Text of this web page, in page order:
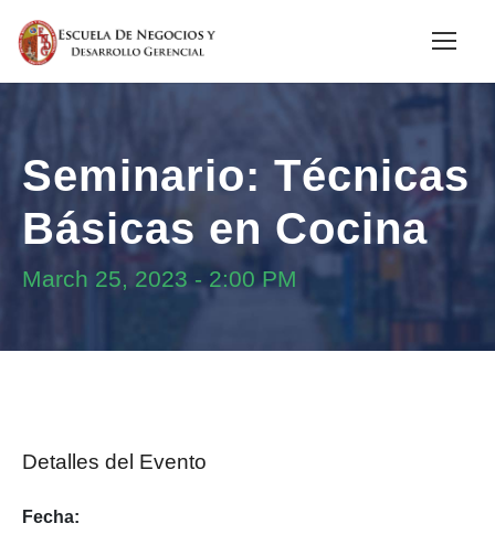
Seminario: Técnicas
Básicas en Cocina
March 25, 2023 - 2:00 PM
Detalles del Evento
Fecha: